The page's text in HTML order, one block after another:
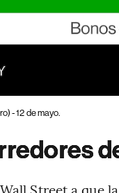
- 12 de mayo.